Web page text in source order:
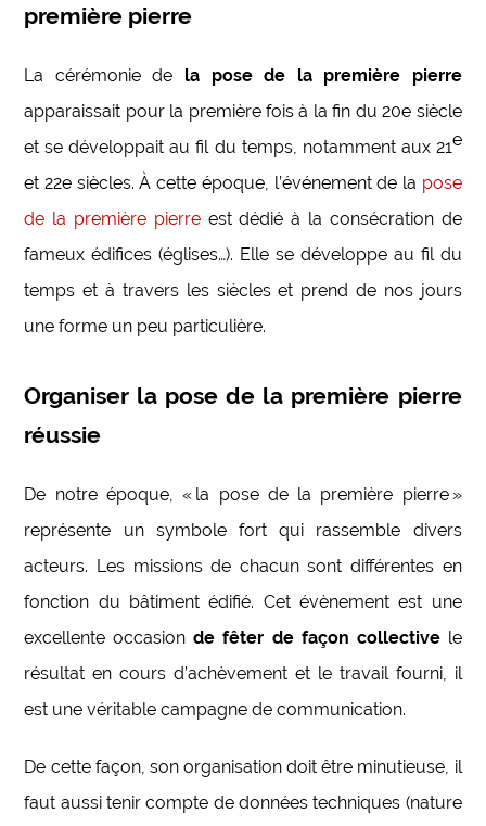
première pierre
La cérémonie de la pose de la première pierre
apparaissait pour la première fois à la fin du 20e siècle
et se développait au fil du temps, notamment aux 21e
et 22e siècles. À cette époque, l’événement de la pose
de la première pierreest dédié à la consécration de
fameux édifices (églises…). Elle se développe au fil du
temps et à travers les siècles et prend de nos jours
une forme un peu particulière.
Organiser la pose de la première pierre
réussie
De notre époque, « la pose de la première pierre »
représente un symbole fort qui rassemble divers
acteurs. Les missions de chacun sont différentes en
fonction du bâtiment édifié. Cet évènement est une
excellente occasionde fêter de façon collectivele
résultat en cours d’achèvement et le travail fourni, il
est une véritable campagne de communication.
De cette façon, son organisation doit être minutieuse, il
faut aussi tenir compte de données techniques (nature